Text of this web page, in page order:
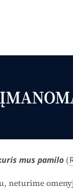
mus pamilo (
neturime